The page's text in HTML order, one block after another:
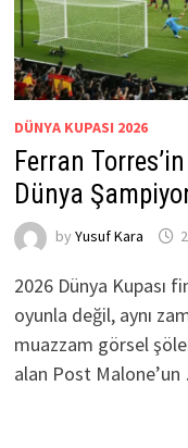
DÜNYA KUPASI 2026
Ferran
Dünya
by Yusuf Kara
2026 Dünya Kupası
oyunla değil, aynı
muazzam görsel
alan Post